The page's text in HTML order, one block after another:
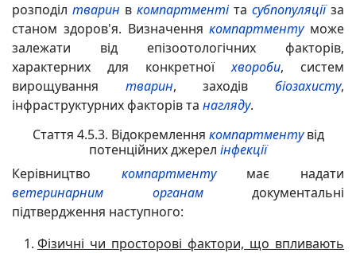
розподіл тварин в компартментіта субпопуляціїза
станом здоров'я. Визначеннякомпартментуможе
залежати від епізоотологічних факторів,
характерних для конкретної
хвороби, систем
вирощування тварин, заходівбіозахисту,
інфраструктурних факторів та нагляду.
Стаття 4.5.3. Відокремлення компартментувід
потенційних джерел інфекції
Керівництво компартментумає надати
ветеринарним органамдокументальні
підтвердження наступного:
Фізичні чи просторові фактори, що впливають